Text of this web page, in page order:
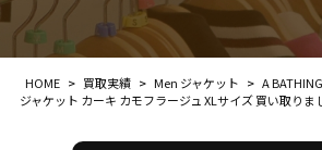
HOME > 買取実績 > Men ジャケット > A
ジャケット カーキ カモフラージュ XLサイズ 買い取りま